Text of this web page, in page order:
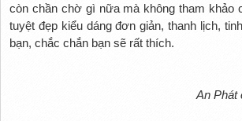
còn chần chờ gì nữa mà không tham khảo
tuyệt đẹp kiểu dáng đơn giản, thanh lịch,
bạn, chắc chắn bạn sẽ rất thích.
An Phát